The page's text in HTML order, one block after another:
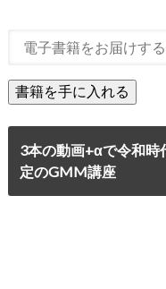
3本の動画+αで令和時
定のGMM講座